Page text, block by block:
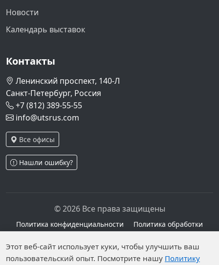
Новости
Календарь выставок
Контакты
Ленинский проспект, 140-Л
Санкт-Петербург, Россия
+7 (812) 389-55-55
info@utsrus.com
Все офисы
Нашли ошибку?
© 2026 Все права защищены
Политика конфиденциальности
Политика обработки
Персональные данные опубликованы на сайте при
наличии правовых оснований в соответствии с ч.1
Этот веб-сайт использует куки, чтобы улучшить ваш
пользовательский опыт. Посмотрите нашу Политику